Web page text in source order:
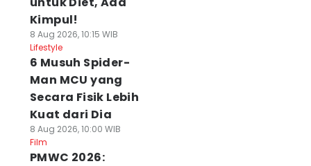
Kimpul!
8 Aug 2026, 10:15 WIB
Lifestyle
6 Musuh Spider-
Man MCU yang
Secara Fisik Lebih
Kuat dari Dia
8 Aug 2026, 10:00 WIB
Film
PMWC 2026: